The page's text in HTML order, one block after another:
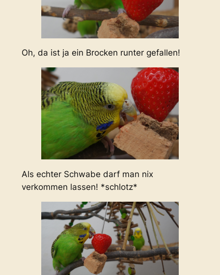
Oh, da ist ja ein Brocken runter gefallen!
Als echter Schwabe darf man nix
verkommen lassen! *schlotz*